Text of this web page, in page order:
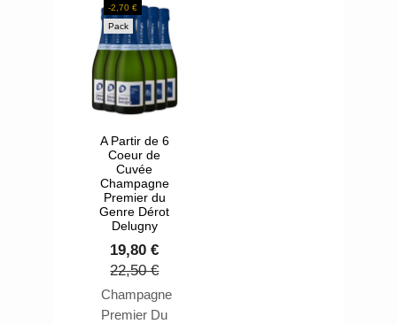
bouche avec
des parfums
de fruits mûrs.
Cette cuvée
vous
tout au long du
repas de
l'apéritif au
dessert.
À la base de
son précieux
vin rouge, une
idéalement
située,
uniquement
récoltée les
meilleures
années et
exclusivement
-2,70 €
Pack
A Partir de 6
Coeur de
Cuvée
Champagne
Premier du
Genre Dérot
Delugny
19,80 €
22,50 €
Champagne
Premier Du